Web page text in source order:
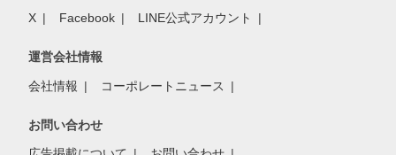
X Facebook LINE公式アカウント
運営会社情報
会社情報 コーポレートニュース
お問い合わせ